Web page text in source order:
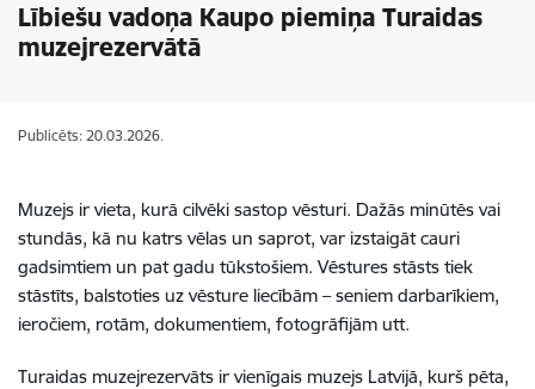
Lībiešu vadoņa Kaupo piemiņa Turaidas
muzejrezervātā
Publicēts: 20.03.2026.
Muzejs ir vieta, kurā cilvēki sastop vēsturi. Dažās minūtēs vai
stundās, kā nu katrs vēlas un saprot, var izstaigāt cauri
gadsimtiem un pat gadu tūkstošiem. Vēstures stāsts tiek
stāstīts, balstoties uz vēsture liecībām – seniem darbarīkiem,
ieročiem, rotām, dokumentiem, fotogrāfijām utt.
Turaidas muzejrezervāts ir vienīgais muzejs Latvijā, kurš pēta,